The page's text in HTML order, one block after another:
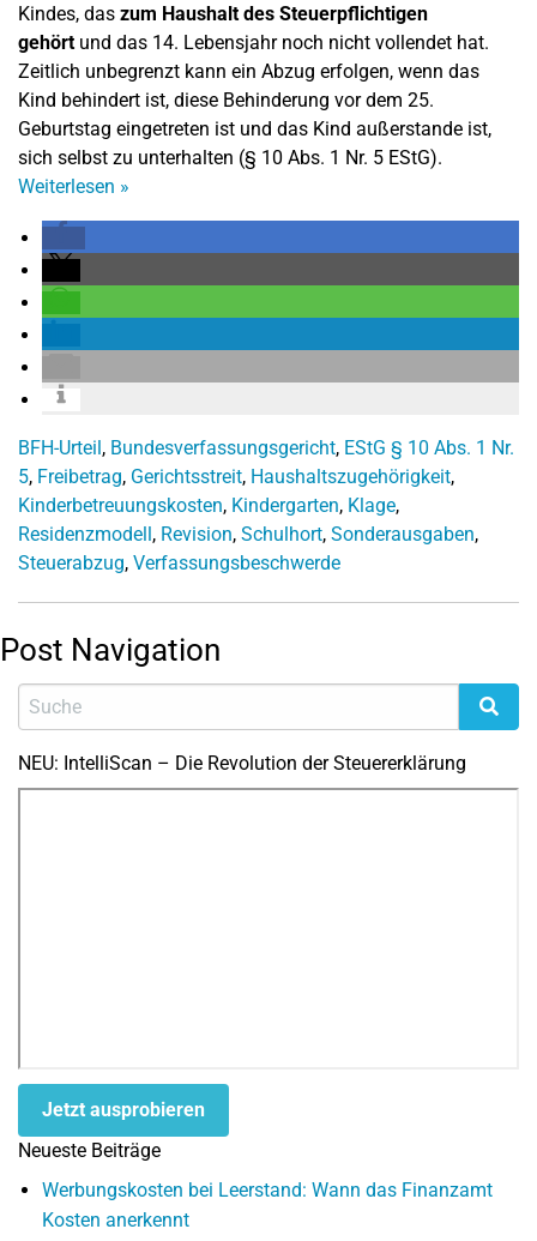
Kindes, das zum Haushalt des Steuerpflichtigen
gehörtund das 14. Lebensjahr noch nicht vollendet hat.
Zeitlich unbegrenzt kann ein Abzug erfolgen, wenn das
Kind behindert ist, diese Behinderung vor dem 25.
Geburtstag eingetreten ist und das Kind außerstande ist,
sich selbst zu unterhalten (§ 10 Abs. 1 Nr. 5 EStG).
Weiterlesen »
BFH-Urteil, Bundesverfassungsgericht, EStG § 10 Abs. 1 Nr.
5, Freibetrag, Gerichtsstreit, Haushaltszugehörigkeit,
Kinderbetreuungskosten, Kindergarten, Klage,
Residenzmodell, Revision, Schulhort, Sonderausgaben,
Steuerabzug, Verfassungsbeschwerde
Post Navigation
NEU: IntelliScan – Die Revolution der Steuererklärung
Jetzt ausprobieren
Neueste Beiträge
Werbungskosten bei Leerstand: Wann das Finanzamt
Kosten anerkennt